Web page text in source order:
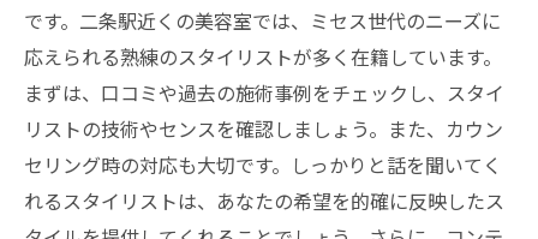
です。二条駅近くの美容室では、ミセス世代のニーズに
応えられる熟練のスタイリストが多く在籍しています。
まずは、口コミや過去の施術事例をチェックし、スタイ
リストの技術やセンスを確認しましょう。また、カウン
セリング時の対応も大切です。しっかりと話を聞いてく
れるスタイリストは、あなたの希望を的確に反映したス